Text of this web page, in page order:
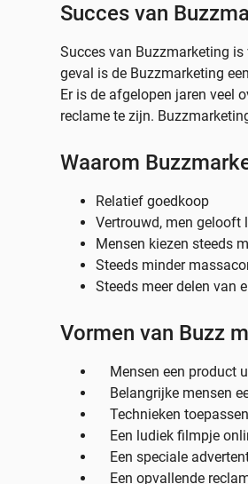
Succes van
Succes van Buzzmarketing
geval is de Buzzmarketing
Er is de afgelopen jaren veel
reclame te zijn.
Waarom
Relatief goedkoop
Vertrouwd, men gelooft
Mensen kiezen steeds
Steeds minder
Steeds meer delen van
Vormen van Buzz
Mensen een product
Belangrijke mensen
Technieken
Een ludiek filmpje
Een speciale
Een opvallende